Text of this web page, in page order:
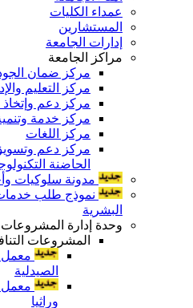
عمداء الكليات
المستشارين
إدارات الجامعة
مراكز الجامعة
مركز ضمان
مركز التعليم
مركز دعم وإتخاذ
مركز خدمة
مركز اللغات
مركز دعم وتسويق
الحاضنة
مدونة سلوكيات
نموذج طلب خدمات
البشرية
وحدة إدارة المشروعات
المشروعات
معمل
الصيدلية
معمل
وراثيا